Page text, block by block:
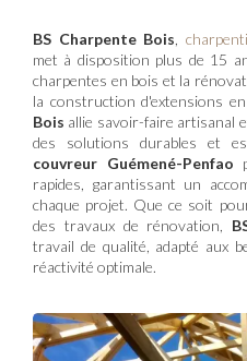
BS Charpente Bois
met à disposition plus de 15
charpentes en bois et la
la construction d'extensions
Bois allie savoir-faire artisanal
des solutions durables et
couvreur Guémené-Penfao
rapides, garantissant un
chaque projet. Que ce soit
des travaux de rénovation,
travail de qualité, adapté aux
réactivité optimale.